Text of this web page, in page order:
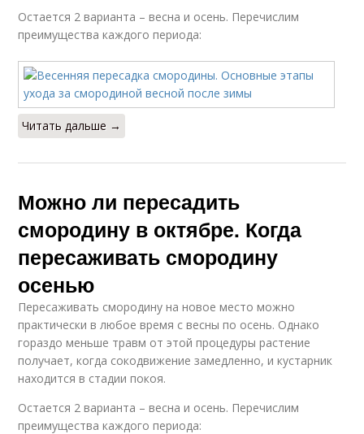
Остается 2 варианта – весна и осень. Перечислим
преимущества каждого периода:
Читать дальше →
Можно ли пересадить
смородину в октябре. Когда
пересаживать смородину
осенью
Пересаживать смородину на новое место можно
практически в любое время с весны по осень. Однако
гораздо меньше травм от этой процедуры растение
получает, когда сокодвижение замедленно, и кустарник
находится в стадии покоя.
Остается 2 варианта – весна и осень. Перечислим
преимущества каждого периода: